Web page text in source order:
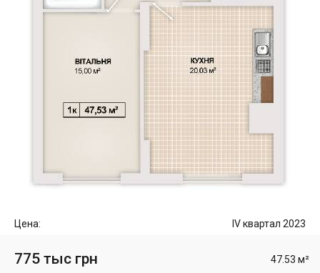
Цена: IV квартал 2023
775 тыс грн 47.53 м²